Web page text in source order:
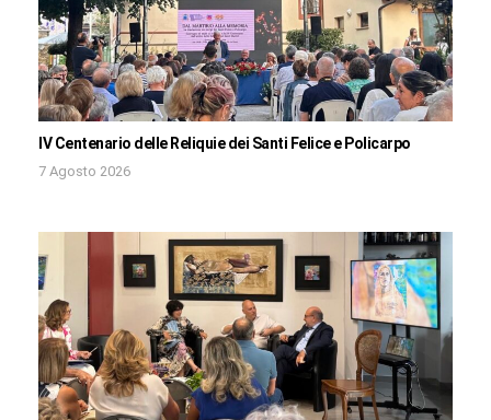
IV Centenario delle Reliquie dei Santi Felice e Policarpo
7 Agosto 2026